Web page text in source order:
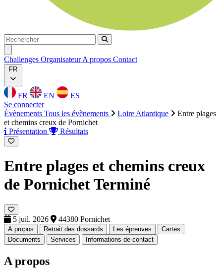
Rechercher
Rechercher
Challenges OrganisateurA propos Contact
FR
FR EN
ES
Se connecter
Évènements Tous les évènements Loire Atlantique
Entre plages
et chemins creux de Pornichet
Présentation
Résultats
Entre plages et chemins creux
de PornichetTerminé
5 juil. 2026 44380 Pornichet
A propos Retrait des dossards Les épreuves
Cartes
Documents
Services Informations de contact
A propos